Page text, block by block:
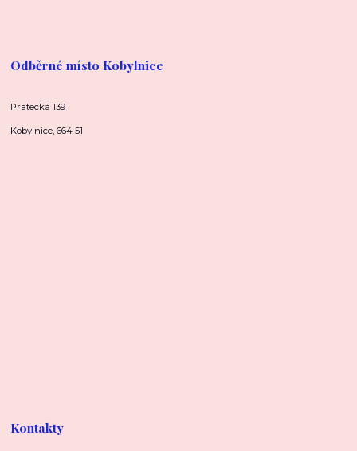
Odběrné místo Kobylnice
Pratecká 139
Kobylnice, 664 51
Kontakty